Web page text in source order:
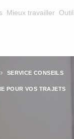
Mieux travailler
SERVICE CONSEILS
POUR VOS TRAJETS